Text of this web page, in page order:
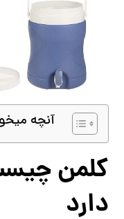
آنچه
کلمن
دارد